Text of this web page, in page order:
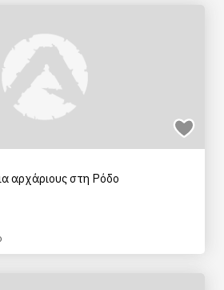
αρχάριους στη Ρόδο